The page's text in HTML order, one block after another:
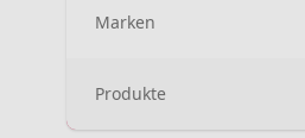
Marken
Produkte